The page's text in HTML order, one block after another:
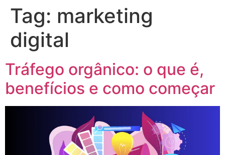
Tag: marketing
digital
Tráfego orgânico: o que é,
benefícios e como começar